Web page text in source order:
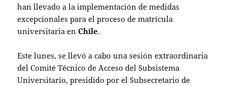
han llevado a la implementación de medidas
excepcionales para el proceso de matrícula
universitaria enChile.
Este lunes, se llevó a cabo una sesión extraordinaria
del Comité Técnico de Acceso del Subsistema
Universitario, presidido por el Subsecretario de